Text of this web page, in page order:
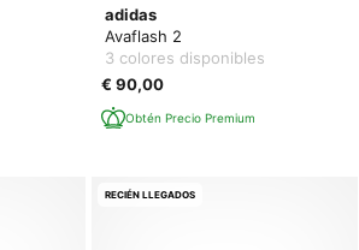
adidas
Avaflash 2
3 colores disponibles
€ 90,00
Obtén Precio Premium
RECIÉN LLEGADOS